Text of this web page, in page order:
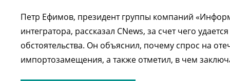
Петр Ефимов, президент группы компаний
интегратора, рассказал CNews, за счет чего
обстоятельства. Он объяснил, почему спрос на
импортозамещения, а также отметил, в чем